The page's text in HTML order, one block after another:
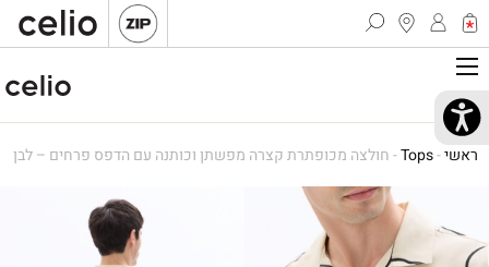
ראשי-
Tops
-חולצה מכופתרת קצרה מפשתן וכותנה עם הדפס פרחים – לבן